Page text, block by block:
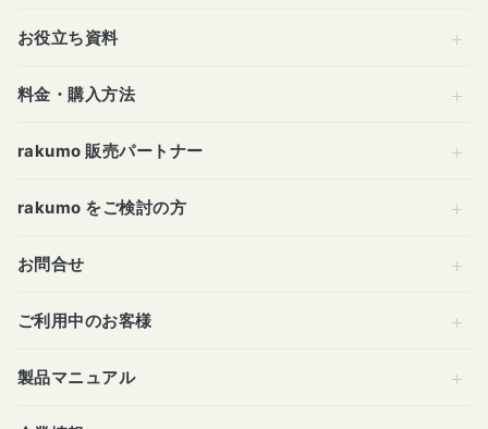
お役立ち資料
料金・購入方法
rakumo 販売パートナー
rakumo をご検討の方
お問合せ
ご利用中のお客様
製品マニュアル